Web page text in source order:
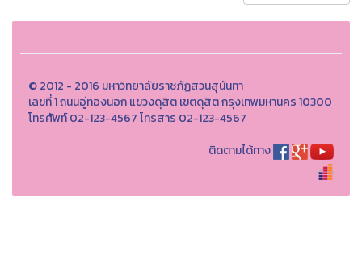
© 2012 - 2016 มหาวิทยาลัยราชภัฏสวนสุนันทา
เลขที่ 1 ถนนอู่ทองนอก แขวงดุสิต เขตดุสิต กรุงเทพมหานคร 10300
โทรศัพท์ 02-123-4567 โทรสาร 02-123-4567
ติดตามได้ทาง